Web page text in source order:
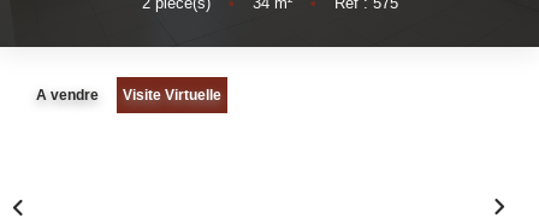
OUTILS
NOS COORDONNEES
A vendre Visite Virtuelle